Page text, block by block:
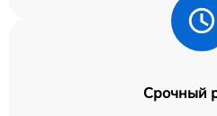
Срочный